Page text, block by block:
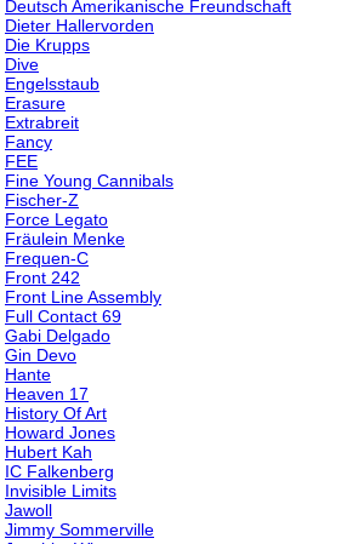
Deutsch Amerikanische Freundschaft
Dieter Hallervorden
Die Krupps
Dive
Engelsstaub
Erasure
Extrabreit
Fancy
FEE
Fine Young Cannibals
Fischer-Z
Force Legato
Fräulein Menke
Frequen-C
Front 242
Front Line Assembly
Full Contact 69
Gabi Delgado
Gin Devo
Hante
Heaven 17
History Of Art
Howard Jones
Hubert Kah
IC Falkenberg
Invisible Limits
Jawoll
Jimmy Sommerville